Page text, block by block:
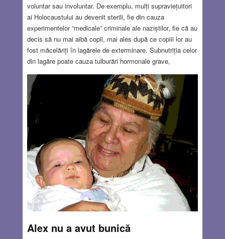
voluntar sau involuntar. De exemplu, mulți supraviețuitori
ai Holocaustului au devenit sterili, fie din cauza
experimentelor “medicale” criminale ale naziștilor, fie că au
decis să nu mai aibă copii, mai ales după ce copiii lor au
fost măcelăriți în lagărele de exterminare. Subnutriția celor
din lagăre poate cauza tulburări hormonale grave,
temporare sau chiar permanente, care duc la infertilitate.
La femei, infertilitatea poate avea două cauze principale,
anatomice (astuparea canalelor genitale, mai ales a
trompei uterine) sau hormonale, care împiedică ovulația
normală, sau dezvoltarea embrionului în uter. Pot fi și
cauze genetice sau tulburări hematologice care produc
avortul spontan, curând după formarea embrionului. La
bărbați, infertilitatea poate fi cauzată de impotență,
ejaculare precoce, probleme hormonale, spermatozoizi
anormali sau prea puțini la număr, sau o blocare
anatomică a spermei. Tratamentul infertilității poate fi
medicamentos (de exemplu hormonal), deblocarea
chirurgicală și fertilizarea asistată.
Read more…
AUG 11, 2022
Alex nu a avut bunică